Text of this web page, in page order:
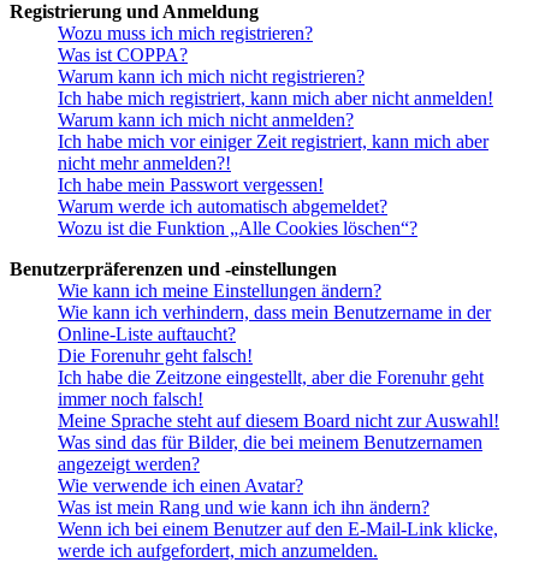
Registrierung und Anmeldung
Wozu muss ich mich registrieren?
Was ist COPPA?
Warum kann ich mich nicht registrieren?
Ich habe mich registriert, kann mich aber nicht anmelden!
Warum kann ich mich nicht anmelden?
Ich habe mich vor einiger Zeit registriert, kann mich aber
nicht mehr anmelden?!
Ich habe mein Passwort vergessen!
Warum werde ich automatisch abgemeldet?
Wozu ist die Funktion „Alle Cookies löschen“?
Benutzerpräferenzen und -einstellungen
Wie kann ich meine Einstellungen ändern?
Wie kann ich verhindern, dass mein Benutzername in der
Online-Liste auftaucht?
Die Forenuhr geht falsch!
Ich habe die Zeitzone eingestellt, aber die Forenuhr geht
immer noch falsch!
Meine Sprache steht auf diesem Board nicht zur Auswahl!
Was sind das für Bilder, die bei meinem Benutzernamen
angezeigt werden?
Wie verwende ich einen Avatar?
Was ist mein Rang und wie kann ich ihn ändern?
Wenn ich bei einem Benutzer auf den E-Mail-Link klicke,
werde ich aufgefordert, mich anzumelden.